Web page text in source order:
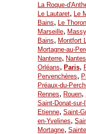
La Roque-
Le Lautaret, Le
Bains, Le
Marseille, Massy
Bains, Montfort
Mortagne-au-
Nanterre, Nantes
Orléans, Paris,
Pervenchères,
Préaux-du-
Rennes, Rouen,
Saint-Donat-sur-
Etienne, Saint-
en-Yvelines,
Mortagne,